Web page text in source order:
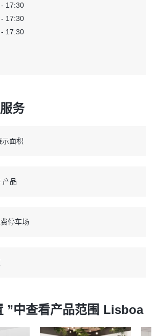
17:30
17:30
17:30
务
示面积
产品
停车场
”中查看产品范围 Lisboa